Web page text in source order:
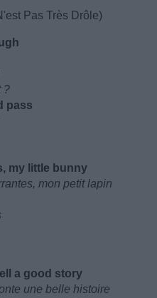
Pas Très Drôle)
?
pass
my little bunny
mon petit lapin
a good story
une belle histoire